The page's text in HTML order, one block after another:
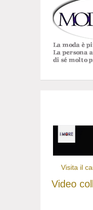
Visita il
Video